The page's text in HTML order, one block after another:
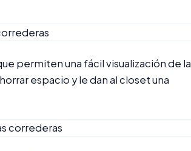
permiten una fácil visualización de la
espacio y le dan al closet una